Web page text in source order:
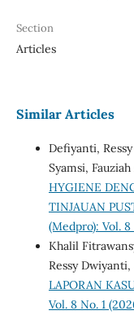
Section
Articles
Similar Articles
Defiyanti,
Syamsi,
HYGIENE
TINJAUAN
(Medpro): Vol.
Khalil
Ressy
LAPORAN
Vol. 8 No. 1